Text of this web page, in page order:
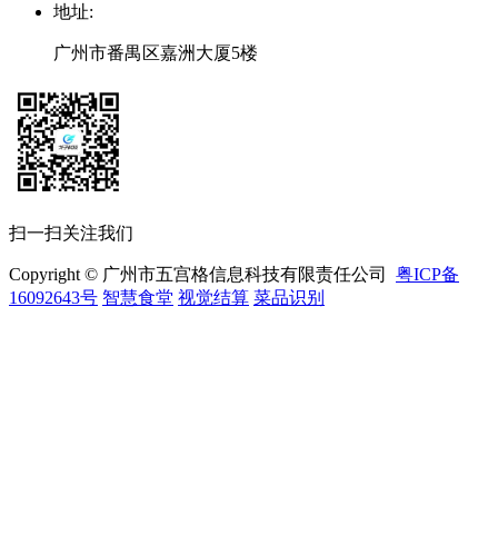
地址:
广州市番禺区嘉洲大厦5楼
扫一扫关注我们
Copyright © 广州市五宫格信息科技有限责任公司 粤ICP备
16092643号 智慧食堂 视觉结算 菜品识别